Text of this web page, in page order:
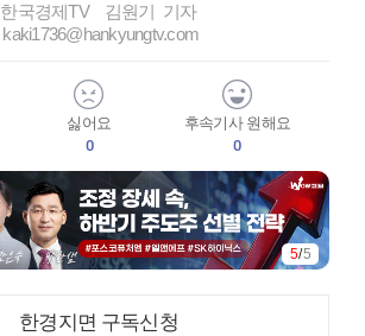
한국경제TV 김원기 기자
kaki1736@hankyungtv.com
싫어요
0
후속기사 원해요
0
5/5
한경지면 구독신청